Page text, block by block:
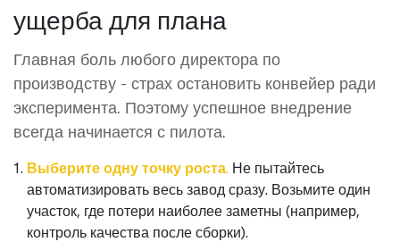
ущерба для плана
Главная боль любого директора по
производству - страх остановить конвейер ради
эксперимента. Поэтому успешное внедрение
всегда начинается с пилота.
Выберите одну точку роста. Не пытайтесь
автоматизировать весь завод сразу. Возьмите один
участок, где потери наиболее заметны (например,
контроль качества после сборки).